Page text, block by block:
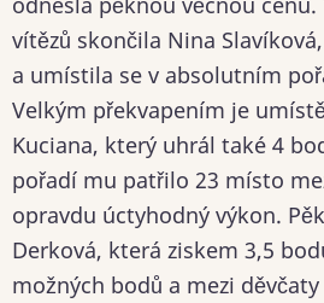
vítězů skončila Nina
a umístila se v absolutním
Velkým překvapením je
Kuciana, který uhrál také 4
pořadí mu patřilo 23 místo
opravdu úctyhodný výkon.
Derková, která ziskem 3,5
možných bodů a mezi